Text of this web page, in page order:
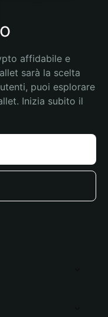
affidabile e
sarà la scelta
puoi esplorare
Inizia subito il